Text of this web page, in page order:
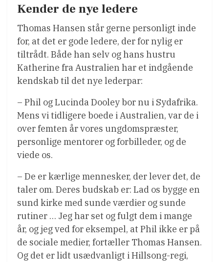
Kender de nye ledere
Thomas Hansen står gerne personligt inde
for, at det er gode ledere, der for nylig er
tiltrådt. Både han selv og hans hustru
Katherine fra Australien har et indgående
kendskab til det nye lederpar:
– Phil og Lucinda Dooley bor nu i Sydafrika.
Mens vi tidligere boede i Australien, var de i
over femten år vores ungdomspræster,
personlige mentorer og forbilleder, og de
viede os.
– De er kærlige mennesker, der lever det, de
taler om. Deres budskab er: Lad os bygge en
sund kirke med sunde værdier og sunde
rutiner … Jeg har set og fulgt dem i mange
år, og jeg ved for eksempel, at Phil ikke er på
de sociale medier, fortæller Thomas Hansen.
Og det er lidt usædvanligt i Hillsong-regi,